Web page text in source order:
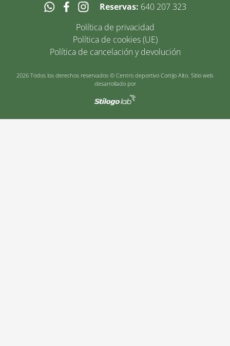
Reservas: 640 207 323
Política de privacidad
Política de cookies (UE)
Política de cancelación y devolución
2026 Todos los derechos reservados © Centro deportivo Cortijo Alto. Sitio web
desarrollado por